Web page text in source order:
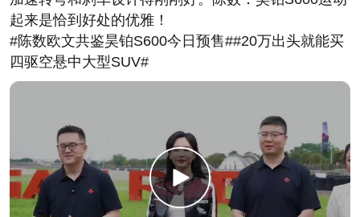
起来是恰到好处的优雅！
#陈数欧文共鉴昊铂S600今日预售##20万出头就能买
四驱空悬中大型SUV#